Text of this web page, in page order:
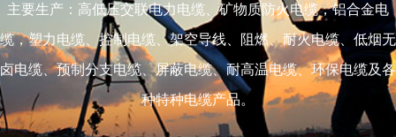
主要生产：高低压交联电力电缆、矿物质防火电缆，铝合金电
缆，塑力电缆、控制电缆、架空导线、阻燃、耐火电缆、低烟无
卤电缆、预制分支电缆、屏蔽电缆、耐高温电缆、环保电缆及各
种特种电缆产品。